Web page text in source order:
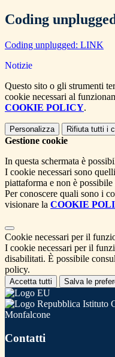
Coding
Coding unplugged: LINK
Notizie
Questo sito o gli strumenti
cookie necessari al
COOKIE POLICY.
Personalizza Rifiuta tutti i
Gestione cookie
In questa schermata è
I cookie necessari sono
piattaforma e non è
Per conoscere quali sono i
visionare la COOKIE
Cookie necessari per il
I cookie necessari per il
disabilitati. È possibile
policy.
Accetta tutti Salva le
Istituto
Monfalcone
Contatti